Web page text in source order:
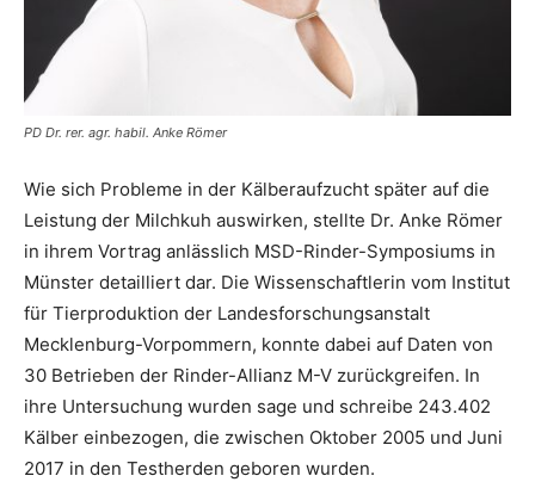
PD Dr. rer. agr. habil. Anke Römer
Wie sich Probleme in der Kälberaufzucht später auf die
Leistung der Milchkuh auswirken, stellte Dr. Anke Römer
in ihrem Vortrag anlässlich MSD-Rinder-Symposiums in
Münster detailliert dar. Die Wissenschaftlerin vom Institut
für Tierproduktion der Landesforschungsanstalt
Mecklenburg-Vorpommern, konnte dabei auf Daten von
30 Betrieben der Rinder-Allianz M-V zurückgreifen. In
ihre Untersuchung wurden sage und schreibe 243.402
Kälber einbezogen, die zwischen Oktober 2005 und Juni
2017 in den Testherden geboren wurden.